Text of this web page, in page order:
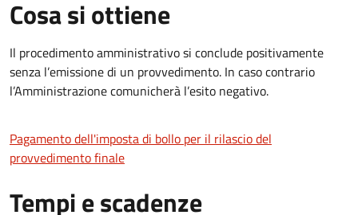
Cosa si ottiene
Il procedimento amministrativo si conclude positivamente
senza l’emissione di un provvedimento. In caso contrario
l’Amministrazione comunicherà l’esito negativo.
Pagamento dell'imposta di bollo per il rilascio del
provvedimento finale
Tempi e scadenze